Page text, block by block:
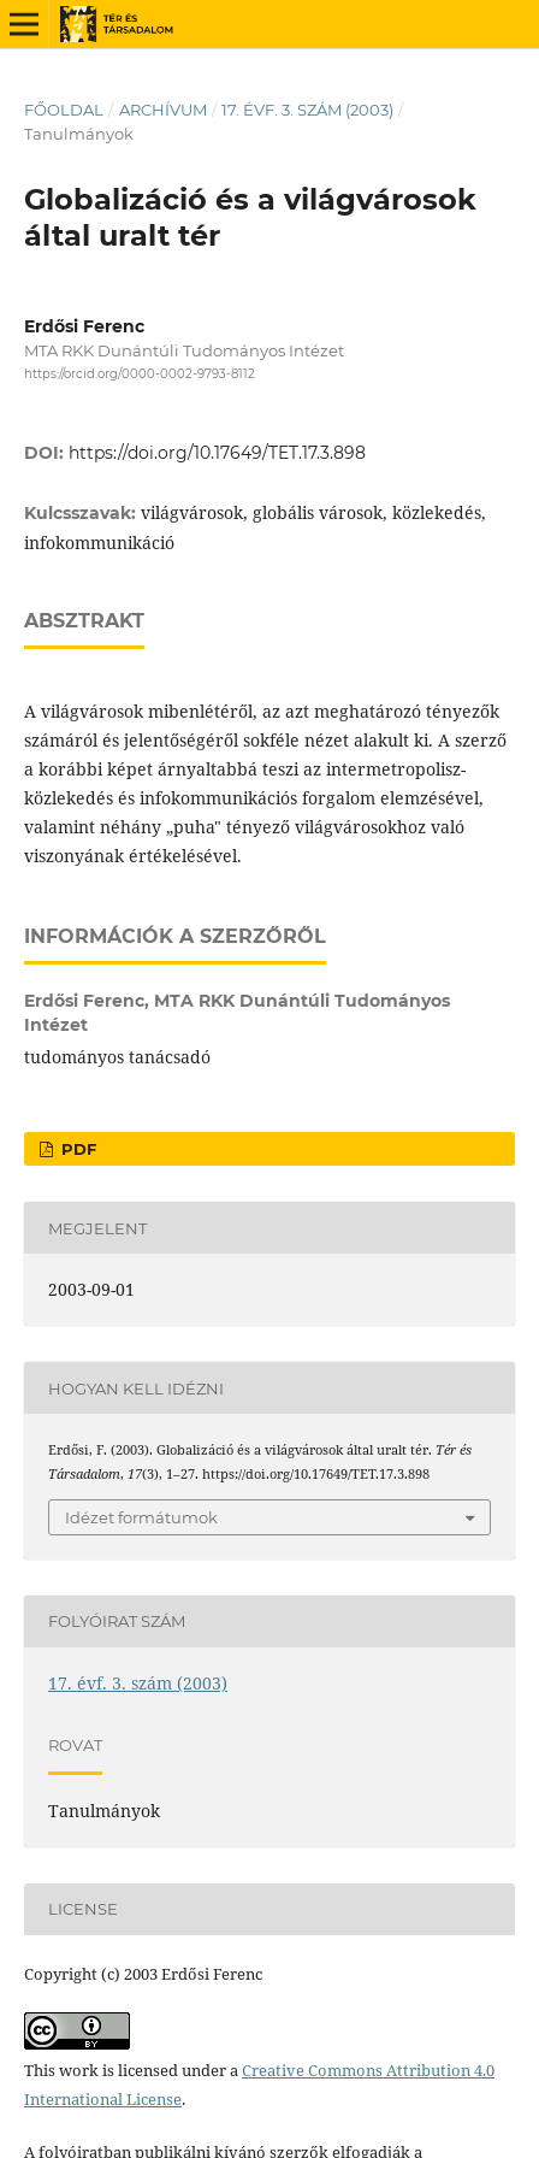
FŐOLDAL / ARCHÍVUM / 17. ÉVF. 3. SZÁM (2003) /
Tanulmányok
Globalizáció és a világvárosok
által uralt tér
Erdősi Ferenc
MTA RKK Dunántúli Tudományos Intézet
https://orcid.org/0000-0002-9793-8112
DOI: https://doi.org/10.17649/TET.17.3.898
Kulcsszavak: világvárosok, globális városok, közlekedés,
infokommunikáció
ABSZTRAKT
A világvárosok mibenlétéről, az azt meghatározó tényezők
számáról és jelentőségéről sokféle nézet alakult ki. A szerző
a korábbi képet árnyaltabbá teszi az intermetropolisz-
közlekedés és infokommunikációs forgalom elemzésével,
valamint néhány „puha" tényező világvárosokhoz való
viszonyának értékelésével.
INFORMÁCIÓK A SZERZŐRŐL
Erdősi Ferenc, MTA RKK Dunántúli Tudományos
Intézet
tudományos tanácsadó
PDF
MEGJELENT
2003-09-01
HOGYAN KELL IDÉZNI
Erdősi, F. (2003). Globalizáció és a világvárosok által uralt tér. Tér és
Társadalom, 17(3), 1–27. https://doi.org/10.17649/TET.17.3.898
Idézet formátumok
FOLYÓIRAT SZÁM
17. évf. 3. szám (2003)
ROVAT
Tanulmányok
LICENSE
Copyright (c) 2003 Erdősi Ferenc
This work is licensed under aCreative Commons Attribution 4.0
International License.
A folyóiratban publikálni kívánó szerzők elfogadják a